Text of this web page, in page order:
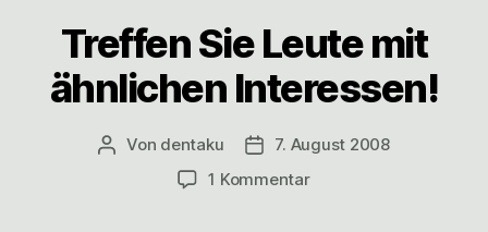
Treffen Sie Leute mit
ähnlichen Interessen!
Beitragsautor
Von dentaku Veröffentlichungsdatum
7. August 2008
1 Kommentarzu